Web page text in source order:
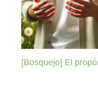
[Bosquejo] El